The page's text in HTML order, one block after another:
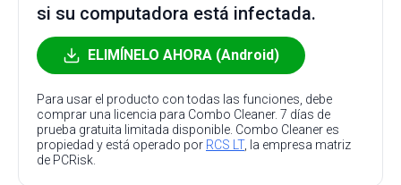
si su computadora está infectada.
ELIMÍNELO AHORA (Android)
Para usar el producto con todas las funciones, debe
comprar una licencia para Combo Cleaner. 7 días de
prueba gratuita limitada disponible. Combo Cleaner es
propiedad y está operado por RCS LT, la empresa matriz
de PCRisk.